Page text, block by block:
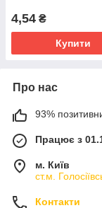
4,54 ₴
Купити
Про нас
93%
Працює з
м. Київ
ст.м.
Контакти